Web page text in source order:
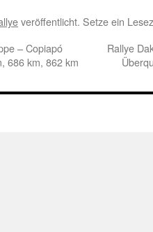
veröffentlicht. Setze ein
– Copiapó
686 km, 862 km
Rallye